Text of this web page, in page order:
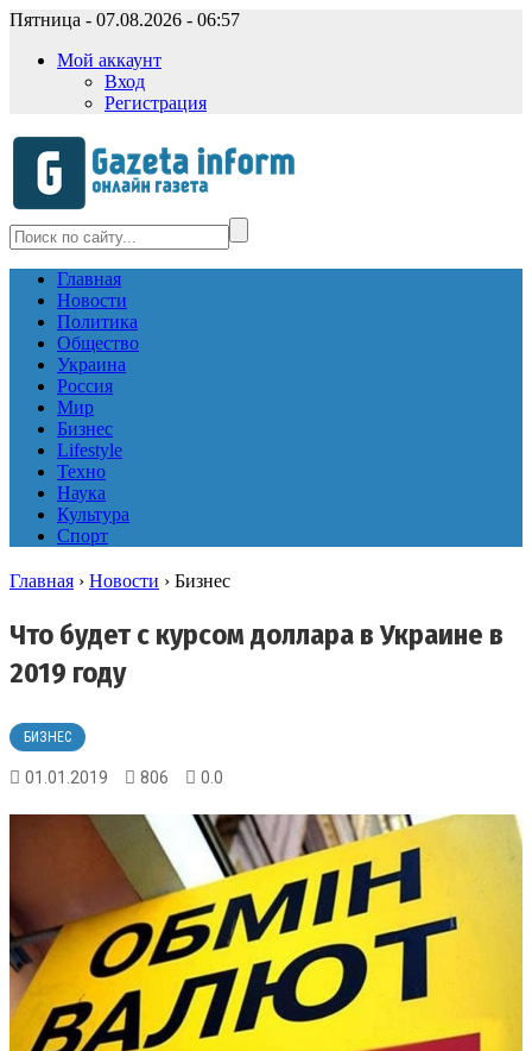
Пятница - 07.08.2026 - 06:57
Мой аккаунт
Вход
Регистрация
Главная
Новости
Политика
Общество
Украина
Россия
Мир
Бизнес
Lifestyle
Техно
Наука
Культура
Спорт
Главная › Новости › Бизнес
Что будет с курсом доллара в Украине в
2019 году
БИЗНЕС
01.01.2019 806 0.0